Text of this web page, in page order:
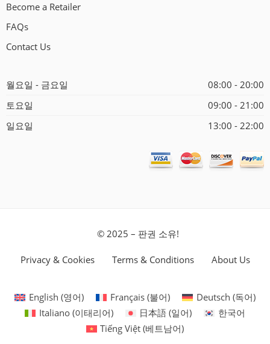
Become a Retailer
FAQs
Contact Us
월요일 - 금요일
08:00 - 20:00
토요일
09:00 - 21:00
일요일
13:00 - 22:00
© 2025 – 판권 소유!
Privacy & Cookies Terms & Conditions About Us
English (영어) Français(불어) Deutsch (독어)
Italiano(이태리어) 日本語 (일어)
한국어
Tiếng Việt (베트남어)